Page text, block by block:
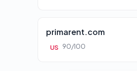
primarent.com
US 90/100